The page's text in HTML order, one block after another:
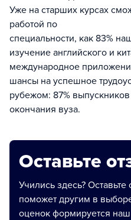
Уже на старших курсах
работой по
специальности, как 83%
изучение английского и
международное
шансы на успешное
рубежом: 87%
окончания вуза.
Оставьте
Учились здесь?
поможет другим в
оценок формируется наш